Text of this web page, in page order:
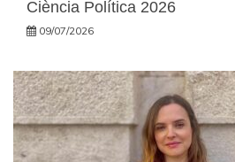
Ciència Política 2026
09/07/2026